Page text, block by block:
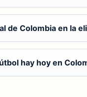
de Colombia en la
hay hoy en